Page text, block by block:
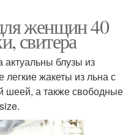
женщин 40
свитера
блузы из
жакеты из льна с
шеей, а также свободные